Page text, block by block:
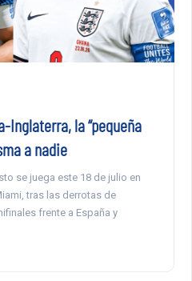
Inglaterra, la “pequeña
a nadie
se juega este 18 de julio en
tras las derrotas de
frente a España y